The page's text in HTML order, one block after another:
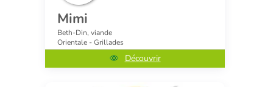
Mimi
Beth-Din, viande
Orientale - Grillades
Découvrir